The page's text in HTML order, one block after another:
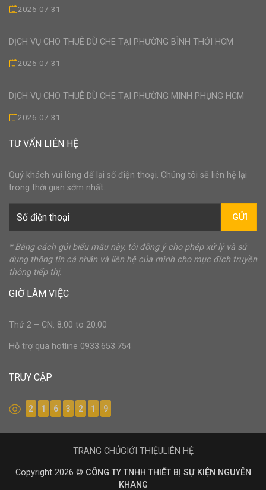
2026-07-31
DỊCH VỤ CHO THUÊ DÙ CHE TẠI PHƯỜNG BÌNH THỚI HCM
2026-07-31
DỊCH VỤ CHO THUÊ DÙ CHE TẠI PHƯỜNG MINH PHỤNG HCM
2026-07-31
TƯ VẤN LIÊN HỆ
Quý khách vui lòng để lại số điện thoại. Chúng tôi sẽ liên hệ lại
trong thời gian sớm nhất.
GỬI
* Bằng cách gửi biểu mẫu này, tôi đồng ý cho phép xử lý và sử
dụng thông tin cá nhân và liên hệ của mình cho mục đích truyền
thông tiếp thị.
GIỜ LÀM VIỆC
Thứ 2 – CN: 8:00 to 20:00
Hỗ trợ qua hotline 0933.653.754
TRUY CẬP
2 1 6 3 2 1 9
Copyright 2026 © CÔNG TY TNHH THIẾT BỊ SỰ KIỆN NGUYÊN
KHANG
TRANG CHỦGIỚI THIỆULIÊN HỆ